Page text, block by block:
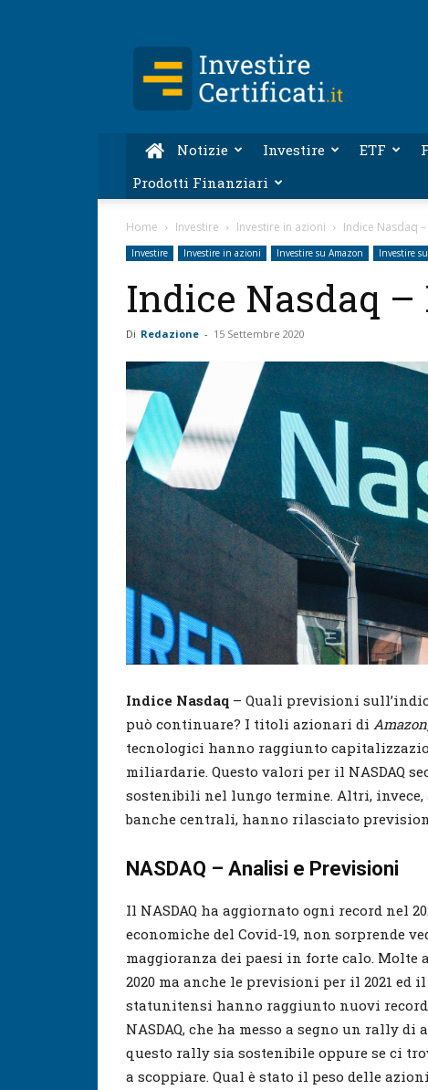
Certificati.it
Notizie Investire ETF
Prodotti Finanziari
Home Investire Investire in azioni Indice Nasdaq
Investire Investire in azioni Investire su Amazon Investire
Indice Nasdaq
Di Redazione - 15 Settembre 2020
Indice Nasdaq – Quali previsioni
può continuare? I titoli azionari di
tecnologici hanno raggiunto
miliardarie. Questo valori per il NASDAQ
sostenibili nel lungo termine. Altri,
banche centrali, hanno rilasciato
NASDAQ – Analisi e Previsioni
Il NASDAQ ha aggiornato ogni record nel
economiche del Covid-19, non sorprende
maggioranza dei paesi in forte calo.
2020 ma anche le previsioni per il 2021 ed
statunitensi hanno raggiunto nuovi
NASDAQ, che ha messo a segno un rally
questo rally sia sostenibile oppure se ci
a scoppiare. Qual è stato il peso delle